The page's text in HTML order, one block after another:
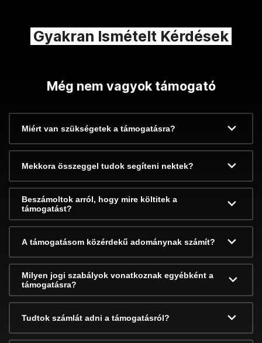
Gyakran Ismételt Kérdések
Még nem vagyok támogató
Miért van szükségetek a támogatásra?
Mekkora összeggel tudok segíteni nektek?
Beszámoltok arról, hogy mire költitek a
támogatást?
A támogatásom közérdekű adománynak számít?
Milyen jogi szabályok vonatkoznak egyébként a
támogatásra?
Tudtok számlát adni a támogatásról?